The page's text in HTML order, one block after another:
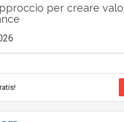
per creare